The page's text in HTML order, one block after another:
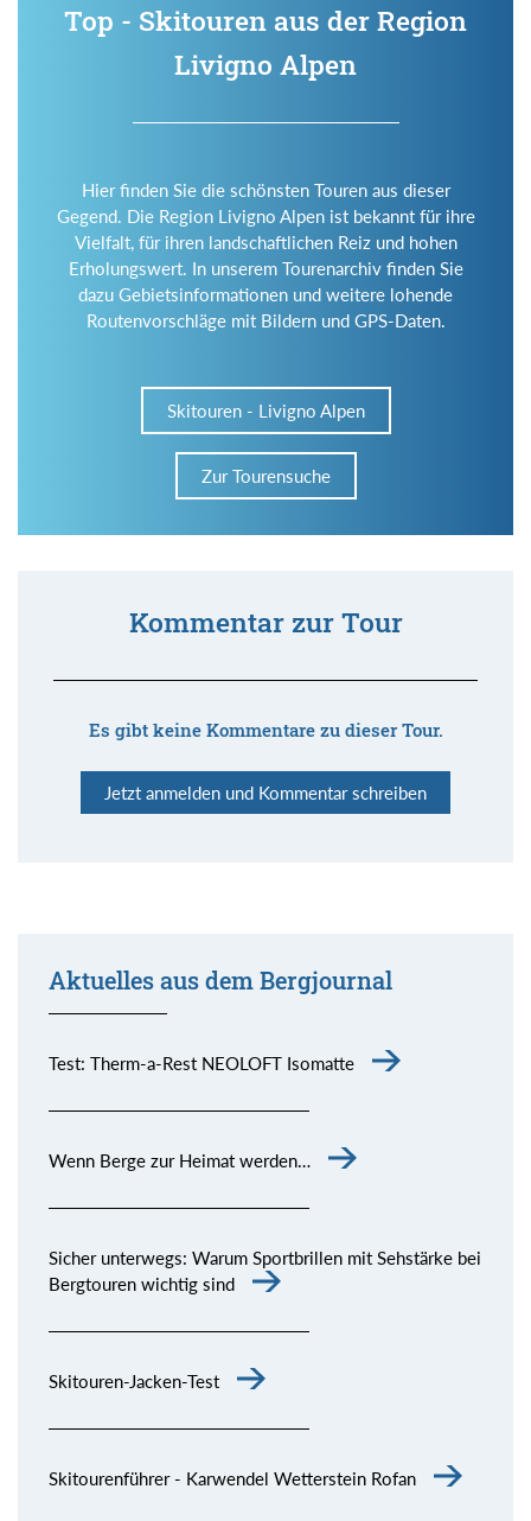
Top - Skitouren aus der Region
Livigno Alpen
Hier finden Sie die schönsten Touren aus dieser
Gegend. Die Region Livigno Alpen ist bekannt für ihre
Vielfalt, für ihren landschaftlichen Reiz und hohen
Erholungswert. In unserem Tourenarchiv finden Sie
dazu Gebietsinformationen und weitere lohende
Routenvorschläge mit Bildern und GPS-Daten.
Skitouren - Livigno Alpen
Zur Tourensuche
Kommentar zur Tour
Es gibt keine Kommentare zu dieser Tour.
Jetzt anmelden und Kommentar schreiben
Aktuelles aus dem Bergjournal
Test: Therm-a-Rest NEOLOFT Isomatte
Wenn Berge zur Heimat werden…
Sicher unterwegs: Warum Sportbrillen mit Sehstärke bei
Bergtouren wichtig sind
Skitouren-Jacken-Test
Skitourenführer - Karwendel Wetterstein Rofan